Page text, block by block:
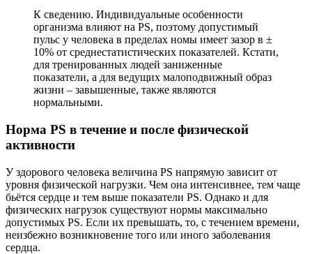
К сведению. Индивидуальные особенности
организма влияют на PS, поэтому допустимый
пульс у человека в пределах номы имеет зазор в ±
10% от среднестатистических показателей. Кстати,
для тренированных людей заниженные
показатели, а для ведущих малоподвижный образ
жизни – завышенные, также являются
нормальными.
Норма PS в течение и после физической
активности
У здорового человека величина PS напрямую зависит от
уровня физической нагрузки. Чем она интенсивнее, тем чаще
бьётся сердце и тем выше показатели PS. Однако и для
физических нагрузок существуют нормы максимально
допустимых PS. Если их превышать, то, с течением времени,
неизбежно возникновение того или иного заболевания
сердца.